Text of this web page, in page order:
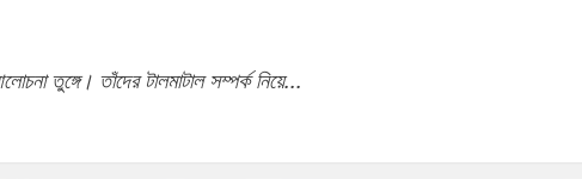
তুঙ্গে। তাঁদের টালমাটাল সম্পর্ক নিয়ে...